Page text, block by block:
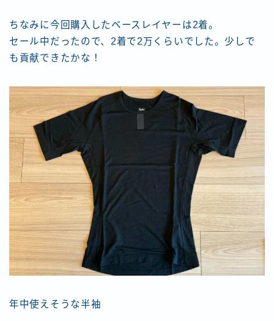
ちなみに今回購入したベースレイヤーは2着。
セール中だったので、2着で2万くらいでした。少しで
も貢献できたかな！
年中使えそうな半袖